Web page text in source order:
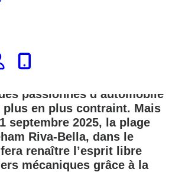
Zones à Faibles
limitations de vitesse
passionnés d’automobile
plus en plus contraint. Mais
septembre 2025, la plage
Riva-Bella, dans le
renaître l’esprit libre
mécaniques grâce à la